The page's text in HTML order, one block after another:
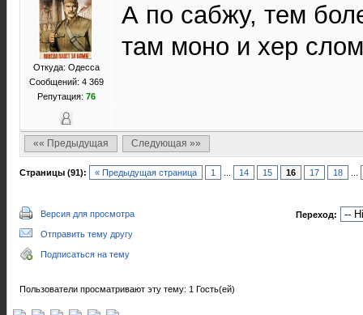
Откуда: Одесса
Сообщений: 4 369
Репутация: 76
А по сабжу, тем
там моно и хер
«« Предыдущая Следующая »»
Страницы (91): « Предыдущая страница 1 14 15 16 17 18
Версия для просмотра
Отправить тему другу
Подписаться на тему
Переход:
Пользователи просматривают эту тему: 1 Гость(ей)